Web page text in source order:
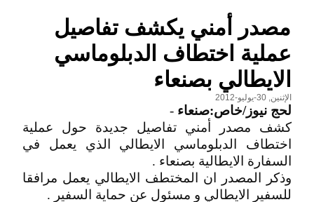
مصدر أمني يكشف تفاصيل
عملية اختطاف الدبلوماسي
الايطالي بصنعاء
الإثنين, 30-يوليو-2012
لحج نيوز/خاص:صنعاء -
كشف مصدر أمني تفاصيل جديدة حول عملية
اختطاف الدبلوماسي الايطالي الذي يعمل في
السفارة الايطالية بصنعاء .
وذكر المصدر ان المختطف الايطالي يعمل مرافقا
للسفير الايطالي و مسئول عن حماية السفير .